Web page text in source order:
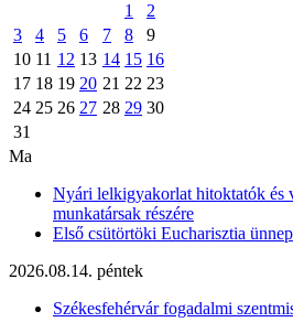
1
2
3
4 5 6 7 8
9
10 11 12 13 14 15 16
17 18 19 20 21 22 23
24 25 26 27 28 29 30
31
Ma
Nyári lelkigyakorlat hitoktatók és
munkatársak részére
Első csütörtöki Eucharisztia
2026.08.14. péntek
Székesfehérvár fogadalmi